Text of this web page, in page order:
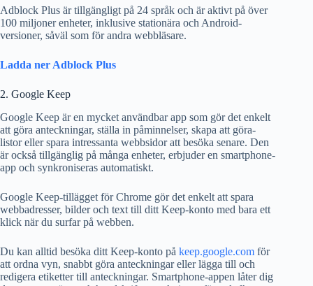
Adblock Plus är tillgängligt på 24 språk och är aktivt på över
100 miljoner enheter, inklusive stationära och Android-
versioner, såväl som för andra webbläsare.
Ladda ner Adblock Plus
2. Google Keep
Google Keep är en mycket användbar app som gör det enkelt
att göra anteckningar, ställa in påminnelser, skapa att göra-
listor eller spara intressanta webbsidor att besöka senare. Den
är också tillgänglig på många enheter, erbjuder en smartphone-
app och synkroniseras automatiskt.
Google Keep-tillägget för Chrome gör det enkelt att spara
webbadresser, bilder och text till ditt Keep-konto med bara ett
klick när du surfar på webben.
Du kan alltid besöka ditt Keep-konto på keep.google.com för
att ordna vyn, snabbt göra anteckningar eller lägga till och
redigera etiketter till anteckningar. Smartphone-appen låter dig